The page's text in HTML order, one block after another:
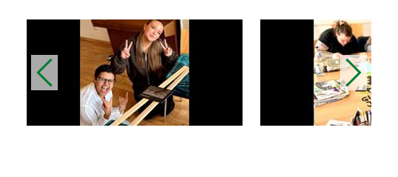
nächstes